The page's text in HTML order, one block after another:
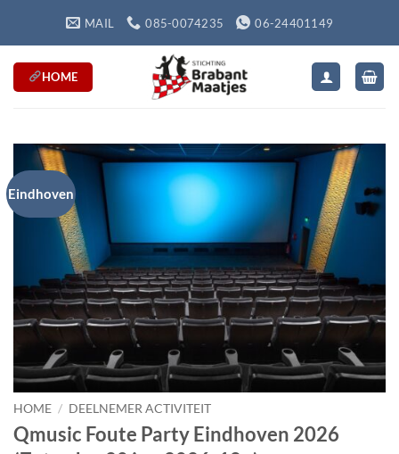
MAIL 085-0074235 06-24401149
HOME
Eindhoven
HOME / DEELNEMER ACTIVITEIT
Qmusic Foute Party Eindhoven 2026